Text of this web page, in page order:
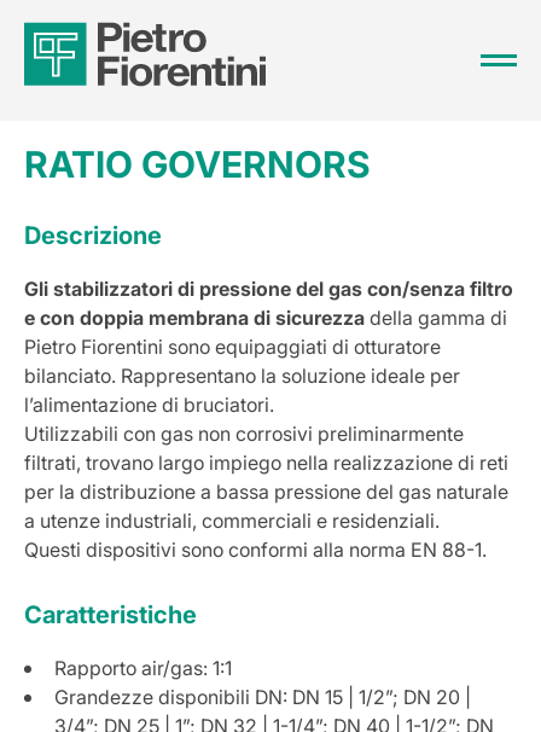
RATIO GOVERNORS
Descrizione
Gli stabilizzatori di pressione del gas con/senza filtro
e con doppia membrana di sicurezza della gamma di
Pietro Fiorentini sono equipaggiati di otturatore
bilanciato. Rappresentano la soluzione ideale per
l’alimentazione di bruciatori.
Utilizzabili con gas non corrosivi preliminarmente
filtrati, trovano largo impiego nella realizzazione di reti
per la distribuzione a bassa pressione del gas naturale
a utenze industriali, commerciali e residenziali.
Questi dispositivi sono conformi alla norma EN 88-1.
Caratteristiche
Rapporto air/gas: 1:1
Grandezze disponibili DN: DN 15 | 1/2”; DN 20 |
3/4”; DN 25 | 1”; DN 32 | 1-1/4”; DN 40 | 1-1/2”; DN